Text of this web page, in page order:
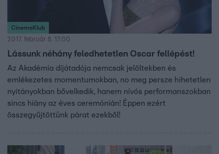
CinemaKlub
2017. február 8. 17:00
Lássunk néhány feledhetetlen Oscar fellépést!
Az Akadémia díjátadója nemcsak jelöltekben és
emlékezetes momentumokban, no meg persze hihetetlen
nyitányokban bővelkedik, hanem nívós performanszokban
sincs hiány az éves ceremónián! Éppen ezért
összegyűjtöttünk párat ezekből!